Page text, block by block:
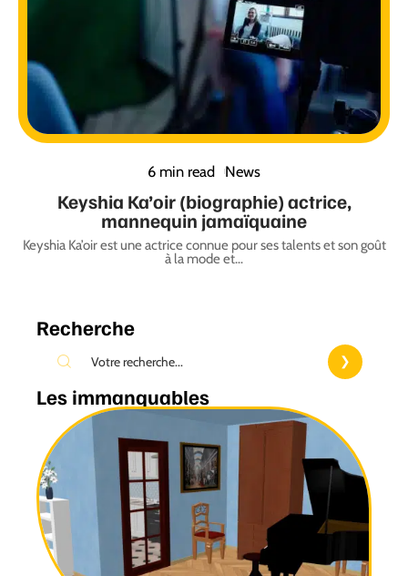
6 min read News
Keyshia Ka’oir (biographie) actrice,
mannequin jamaïquaine
Keyshia Ka’oir est une actrice connue pour ses talents et son goût
à la mode et…
Recherche
Les immanquables